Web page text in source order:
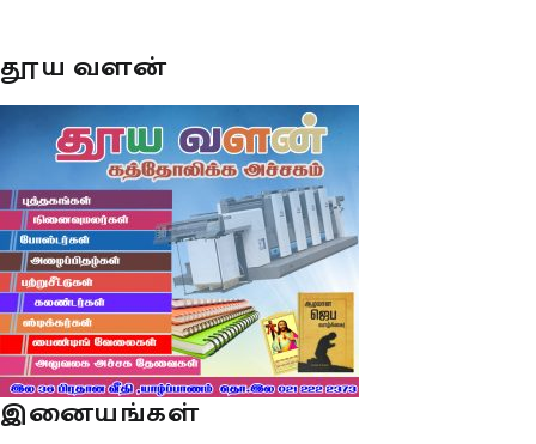
தூய வளன்
இனையங்கள்